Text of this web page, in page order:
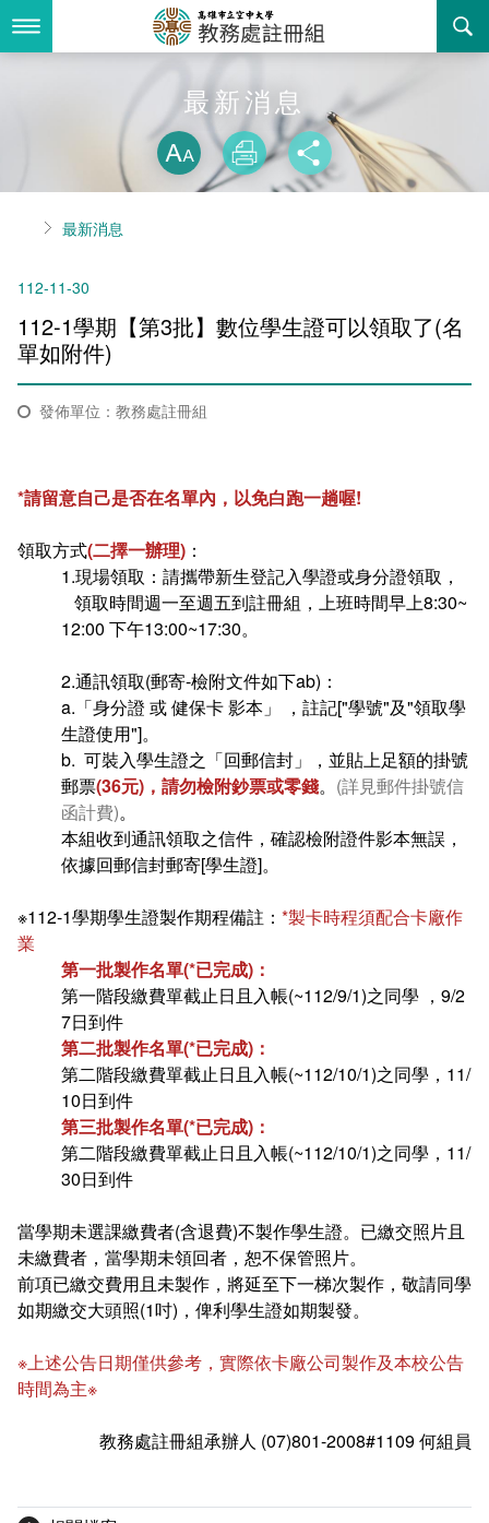
到
要
組織職掌
聯絡資訊
活動花絮
諮詢信箱
業務服務
法令規章
常見問答
相關連結
招生
就學費用減免申請
選系申請
學分抵免及減修申請
在學
成績查詢
學生行事曆
數位學生證換發
校訊電子報
畢業
畢業申請
畢業學分配置
專業基礎必修課程
各學系學位授予
書表下載
回空大首頁
最新消息
略過字型切
放大
列印 分享
首頁最新消息
112-11-30
112-1學期【第3批】數位學生證可以領取了(名
單如附件)​
發佈單位：教務處註冊組
*請留意自己是否在名單內，以免白跑一趟喔!
領取方式(二擇一辦理) ：
1.現場領取：請攜帶新生登記入學證或身分證領取，
領取時間週一至週五到註冊組，上班時間早上8:30~
12:00 下午13:00~17:30。
2.通訊領取(郵寄-檢附文件如下ab)：
a.「身分證 或 健保卡 影本」 ，註記["學號"及"領取學
生證使用"]。
b. 可裝入學生證之「回郵信封」，並貼上足額的掛號
郵票(36元)，請勿檢附鈔票或零錢。 (詳見郵件掛號信
函計費)。
本組收到通訊領取之信件，確認檢附證件影本無誤，
依據回郵信封郵寄[學生證]。
※112-1學期學生證製作期程備註： *製卡時程須配合卡廠作
業
第一批製作名單(*已完成)：
第一階段繳費單截止日且入帳(~112/9/1)之同學 ，9/2
7日到件
第二批製作名單(*已完成)：
第二階段繳費單截止日且入帳(~112/10/1)之同學，11/
10日到件
第三批製作名單(*已完成)：
第二階段繳費單截止日且入帳(~112/10/1)之同學，11/
30日到件
當學期未選課繳費者(含退費)不製作學生證。已繳交照片且
未繳費者，當學期未領回者，恕不保管照片。
前項已繳交費用且未製作，將延至下一梯次製作，敬請同學
如期繳交大頭照(1吋)，俾利學生證如期製發。
※上述公告日期僅供參考，實際依卡廠公司製作及本校公告
時間為主※
教務處註冊組承辦人 (07)801-2008#1109 何組員